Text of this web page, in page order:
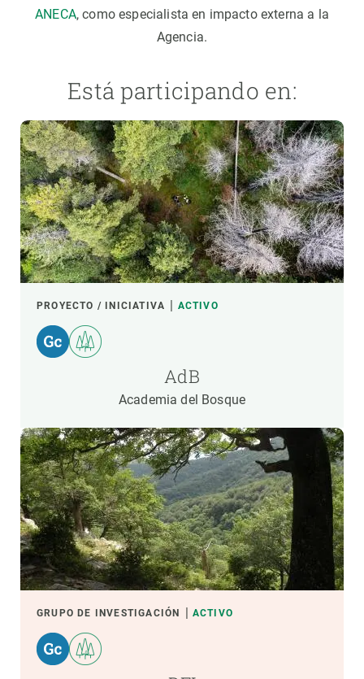
ANECA, como especialista en impacto externa a la
Agencia.
Está participando en:
PROYECTO / INICIATIVA ACTIVO
AdB
Academia del Bosque
GRUPO DE INVESTIGACIÓN ACTIVO